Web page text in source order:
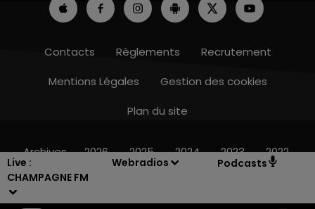
Live :
CHAMPAGNE FM
Webradios Podcasts
10h00 - 14h00
Contacts Règlements
Recrutement
Mentions Légales
Gestion des cookies
Plan du site
Archives 2026 2025 2024 2023 2022